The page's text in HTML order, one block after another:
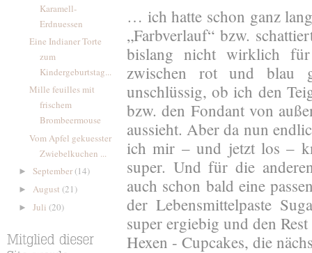
Karamell-
Erdnuessen
Eine Indianer Torte
zum
Kindergeburtstag...
Mille feuilles mit
frischem
Brombeermouse
Vom Apfel gekuesster
Zwiebelkuchen ...
► September(14)
► August (21)
► Juli (20)
… ich hatte schon ganz
„Farbverlauf“ bzw.
bislang nicht wirklich für
zwischen rot und blau
unschlüssig, ob ich den
bzw. den Fondant von
aussieht. Aber da nun
ich mir – und jetzt los –
super. Und für die
auch schon bald eine
der Lebensmittelpaste
super ergiebig und den
Hexen - Cupcakes, die